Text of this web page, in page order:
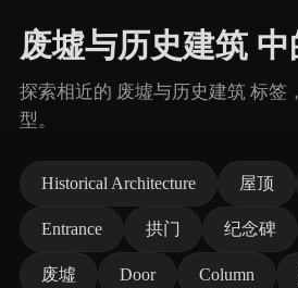
废墟与历史建筑
探索相近的 废墟与历史建筑 标签
型。
Historical Architecture 屋顶
Entrance 拱门 纪念碑
废墟 Door Column